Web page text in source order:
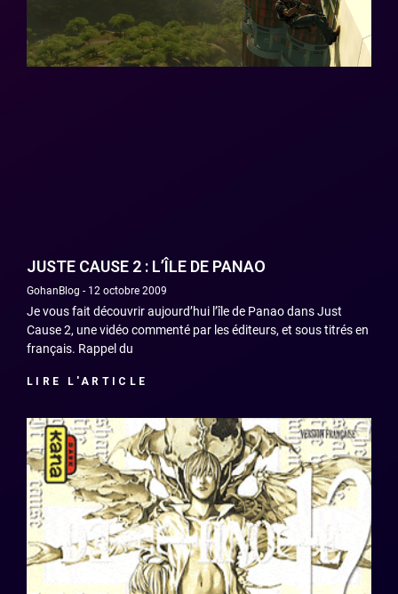
JUSTE CAUSE 2 : L’ÎLE DE PANAO
GohanBlog 12 octobre 2009
Je vous fait découvrir aujourd’hui l’île de Panao dans Just
Cause 2, une vidéo commenté par les éditeurs, et sous titrés en
français. Rappel du
LIRE L'ARTICLE